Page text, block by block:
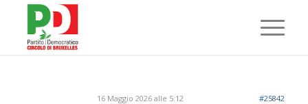
16 Maggio 2026 alle 5:12 #25842